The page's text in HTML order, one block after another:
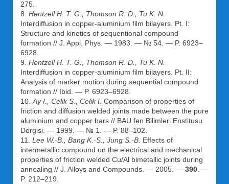
275.
8. Hentzell H. T. G., Thomson R. D., Tu K. N.
Interdiffusion in copper-aluminium film bilayers. Pt. I:
Structure and kinetics of sequentional compound
formation // J. Appl. Phys. — 1983. — № 54. — P. 6923–
6928.
9. Hentzell H. T. G., Thomson R. D., Tu K. N.
Interdiffusion in copper-aluminium film bilayers. Pt. II:
Analysis of marker motion during sequential compound
formation // Ibid. — P. 6923–6928.
10. Ay I., Celik S., Celik I. Comparison of properties of
friction and diffusion welded joints made between the pure
aluminium and copper bars // BAU fen Bilimleri Enstitusu
Dergisi. — 1999. — № 1. — P. 88–102.
11. Lee W.-B., Bang K.-S., Jung S.-B. Effects of
intermetallic compound on the electrical and mechanical
properties of friction welded Cu/Al bimetallic joints during
annealing // J. Alloys and Compounds. — 2005. — 390 . —
P. 212–219.